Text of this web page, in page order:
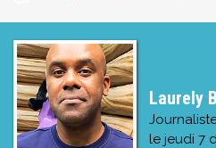
Laurely
le jeudi 7